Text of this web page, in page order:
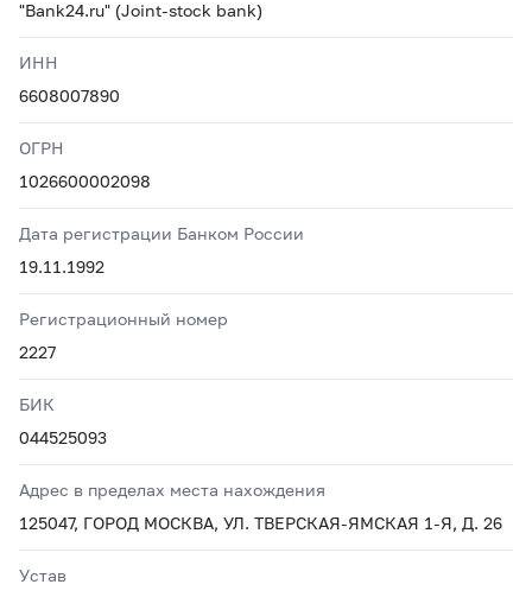
"Bank24.ru" (Joint-stock bank)
ИНН
6608007890
ОГРН
1026600002098
Дата регистрации Банком России
19.11.1992
Регистрационный номер
2227
БИК
044525093
Адрес в пределах места нахождения
125047, ГОРОД МОСКВА, УЛ. ТВЕРСКАЯ-ЯМСКАЯ 1-Я, Д. 26
Устав